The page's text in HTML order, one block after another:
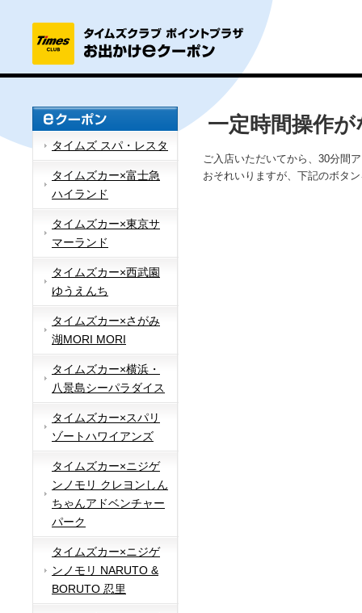
タイムズ スパ・レスタ
タイムズカー×富士急
ハイランド
タイムズカー×東京サ
マーランド
タイムズカー×西武園
ゆうえんち
タイムズカー×さがみ
湖MORI MORI
タイムズカー×横浜・
八景島シーパラダイス
タイムズカー×スパリ
ゾートハワイアンズ
タイムズカー×ニジゲ
ンノモリ クレヨンしん
ちゃんアドベンチャー
パーク
タイムズカー×ニジゲ
ンノモリ NARUTO &
BORUTO 忍里
一定時間操作
ご入店いただいてから、30分間
おそれいりますが、下記のボタ